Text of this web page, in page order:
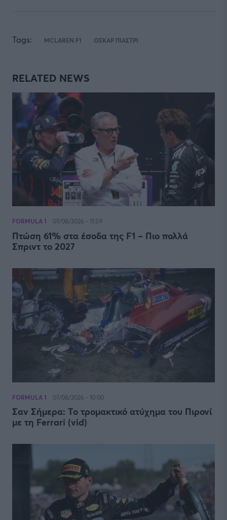
Tags: MCLAREN F1 ΟΣΚΑΡ ΠΙΑΣΤΡΙ
RELATED NEWS
FORMULA 1 07/08/2026 - 11:59
Πτώση 61% στα έσοδα της F1 – Πιο πολλά
Σπριντ το 2027
FORMULA 1 07/08/2026 - 10:00
Σαν Σήμερα: Το τρομακτικό ατύχημα του Πιρονί
με τη Ferrari (vid)